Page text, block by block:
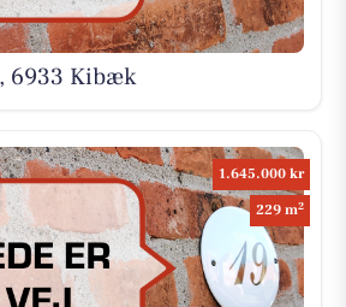
6933 Kibæk
1.645.000 kr
229 m2